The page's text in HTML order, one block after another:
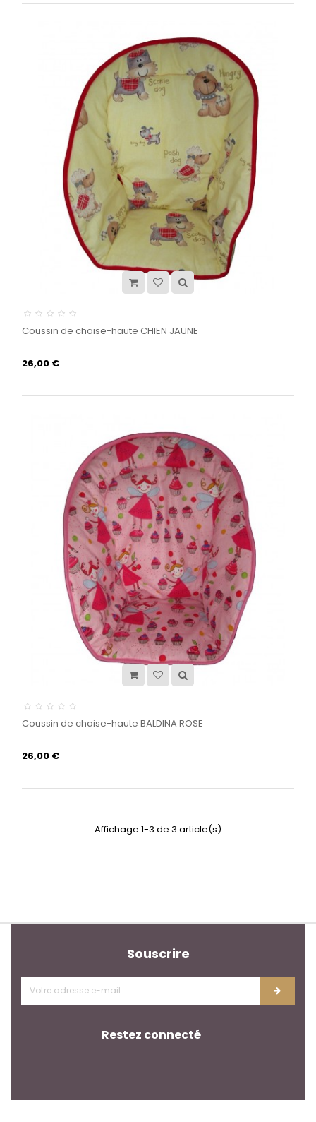
Coussin de chaise-haute CHIEN JAUNE
26,00 €
Coussin de chaise-haute BALDINA ROSE
26,00 €
Affichage 1-3 de 3 article(s)
Souscrire
Restez connecté